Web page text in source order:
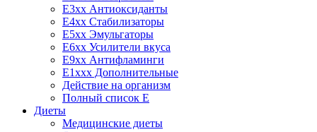
E3xx Антиоксиданты
E4xx Стабилизаторы
E5xx Эмульгаторы
E6xx Усилители вкуса
E9xx Антифламинги
E1xxx Дополнительные
Действие на организм
Полный список E
Диеты
Медицинские диеты